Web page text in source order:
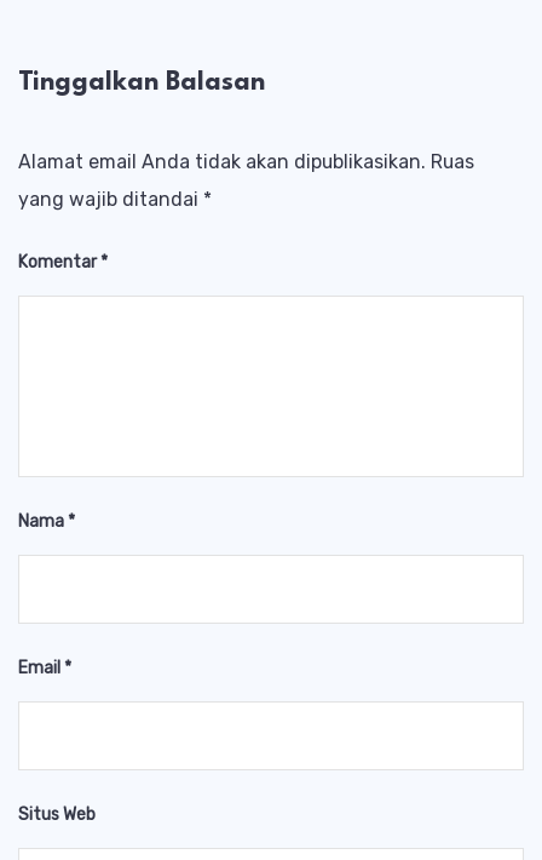
Tinggalkan Balasan
Alamat email Anda tidak akan dipublikasikan. Ruas
yang wajib ditandai *
Komentar*
Nama*
Email *
Situs Web